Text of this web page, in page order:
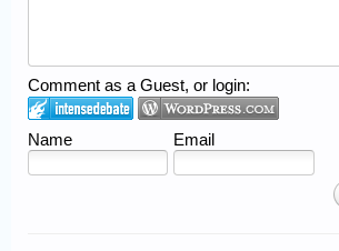
Comment as a Guest, or login:
Name Email